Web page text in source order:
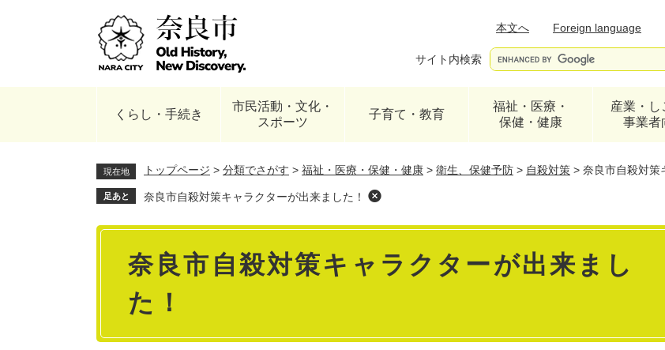
本文へ
Foreign language
サイト内検索
くらし・手続き
市民活動・文化・
スポーツ
子育て・教育
福祉・医療・
保健・健康
産業・し
事業者
現在地 トップページ > 分類でさがす > 福祉・医療・保健・健康 > 衛生、保健予防 > 自殺対策 > 奈良市自殺対策
足あと 奈良市自殺対策キャラクターが出来ました！
本
奈良市自殺対策キャラクターが出来まし
た！